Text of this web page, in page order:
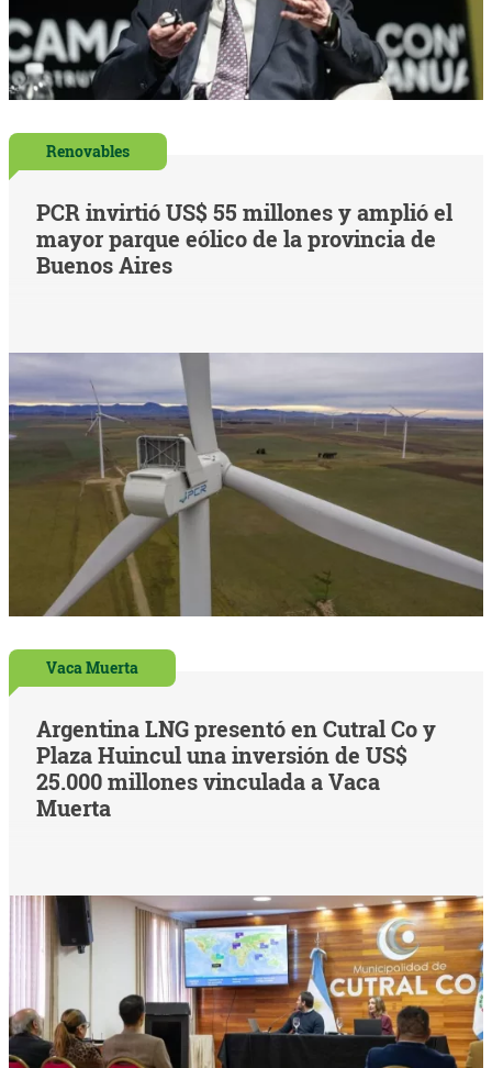
Renovables
PCR invirtió US$ 55 millones y amplió el
mayor parque eólico de la provincia de
Buenos Aires
Vaca Muerta
Argentina LNG presentó en Cutral Co y
Plaza Huincul una inversión de US$
25.000 millones vinculada a Vaca
Muerta